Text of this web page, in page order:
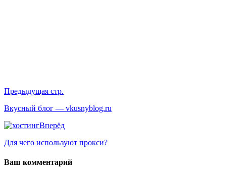
Предыдущая стр.
Вкусный блог — vkusnyblog.ru
Вперёд
Для чего используют прокси?
Ваш комментарий